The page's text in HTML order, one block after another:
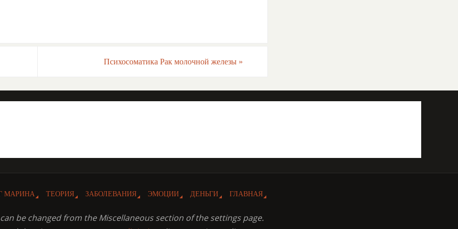
Психосоматика Рак молочной железы »
МАРИНА ТЕОРИЯ ЗАБОЛЕВАНИЯ ЭМОЦИИ ДЕНЬГИ ГЛАВНАЯ
be changed from the Miscellaneous section of the settings page.